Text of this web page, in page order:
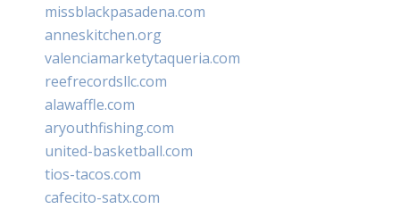
missblackpasadena.com
anneskitchen.org
valenciamarketytaqueria.com
reefrecordsllc.com
alawaffle.com
aryouthfishing.com
united-basketball.com
tios-tacos.com
cafecito-satx.com